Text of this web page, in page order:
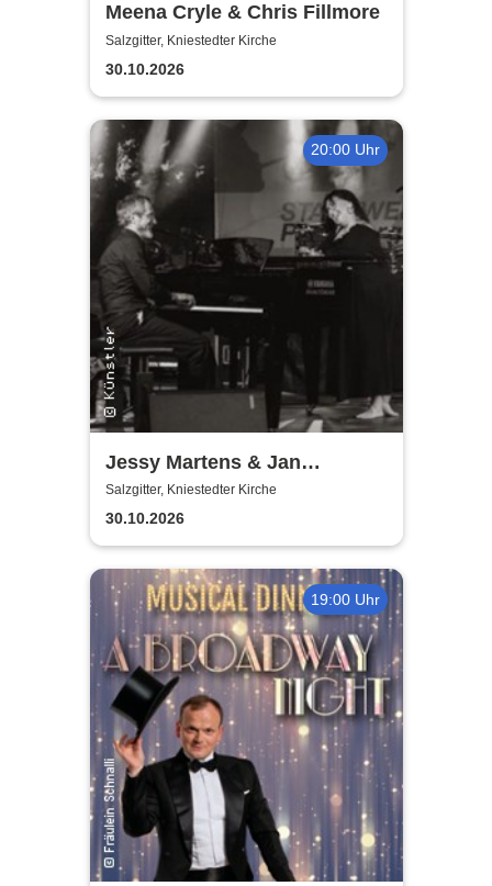
Meena Cryle & Chris Fillmore
Salzgitter, Kniestedter Kirche
30.10.2026
20:00 Uhr
Jessy Martens & Jan
Fischer's Blues Support
Salzgitter, Kniestedter Kirche
30.10.2026
19:00 Uhr